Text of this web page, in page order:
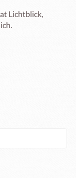
Lichtblick,